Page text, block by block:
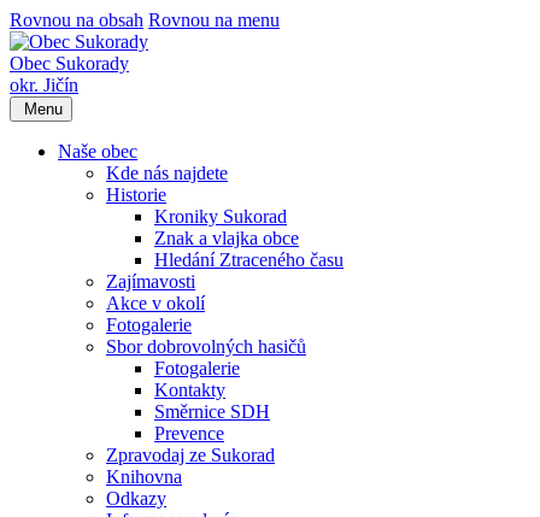
Rovnou na obsah Rovnou na menu
Obec Sukorady
okr. Jičín
Menu
Naše obec
Kde nás najdete
Historie
Kroniky Sukorad
Znak a vlajka obce
Hledání Ztraceného času
Zajímavosti
Akce v okolí
Fotogalerie
Sbor dobrovolných hasičů
Fotogalerie
Kontakty
Směrnice SDH
Prevence
Zpravodaj ze Sukorad
Knihovna
Odkazy